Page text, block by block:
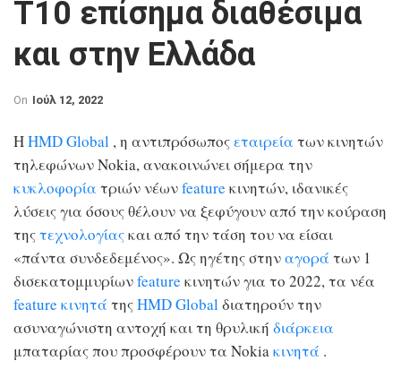
T10 επίσημα διαθέσιμα
και στην Ελλάδα
On Ιούλ 12, 2022
ΗHMD Global , η αντιπρόσωποςεταιρεία των κινητών
τηλεφώνων Nokia, ανακοινώνει σήμερα την
κυκλοφορία τριών νέωνfeature κινητών, ιδανικές
λύσεις για όσους θέλουν να ξεφύγουν από την κούραση
τηςτεχνολογίαςκαι από την τάση του να είσαι
«πάντα συνδεδεμένος». Ως ηγέτης στηναγορά των 1
δισεκατομμυρίωνfeature κινητών για το 2022, τα νέα
feature κινητά τηςHMD Global διατηρούν την
ασυναγώνιστη αντοχή και τη θρυλική διάρκεια
μπαταρίας που προσφέρουν τα Nokiaκινητά .